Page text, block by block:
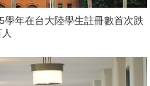
學年在台大陸學生註冊數首次跌